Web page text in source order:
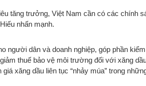
tăng trưởng, Việt Nam cần có các chính
nhấn mạnh.
người dân và doanh nghiệp, góp phần
thuế bảo vệ môi trường đối với xăng
xăng dầu liên tục “nhảy múa” trong